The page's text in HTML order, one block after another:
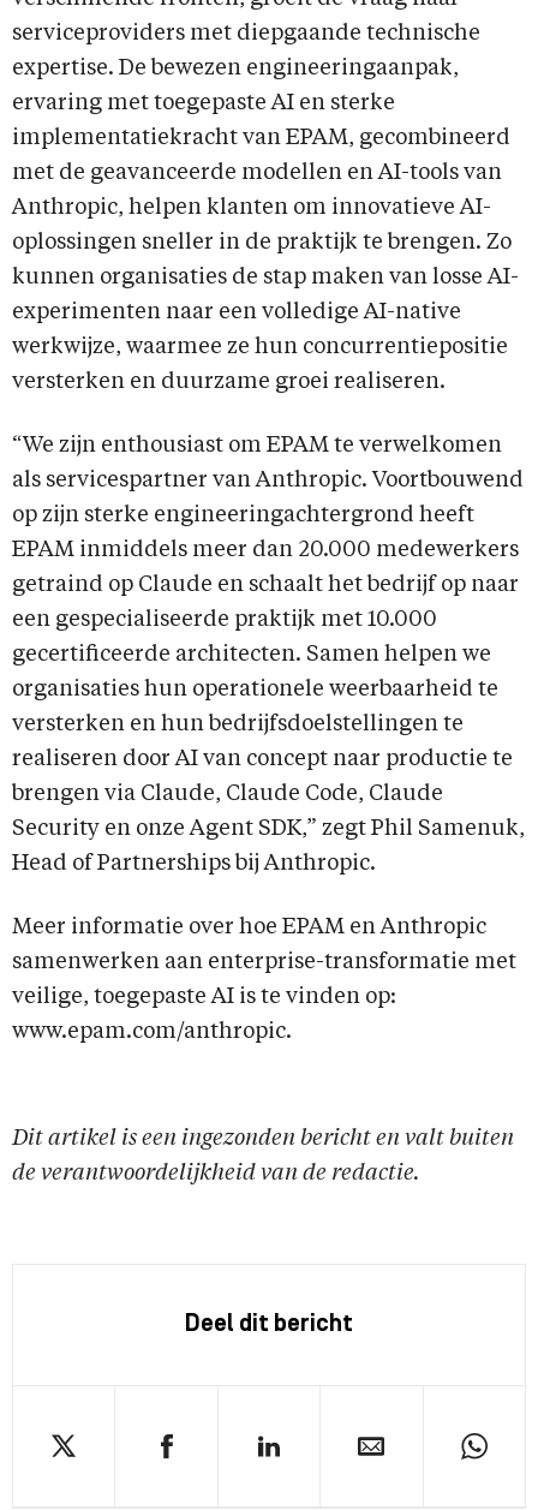
serviceproviders met diepgaande technische
expertise. De bewezen engineeringaanpak,
ervaring met toegepaste AI en sterke
implementatiekracht van EPAM, gecombineerd
met de geavanceerde modellen en AI-tools van
Anthropic, helpen klanten om innovatieve AI-
oplossingen sneller in de praktijk te brengen. Zo
kunnen organisaties de stap maken van losse AI-
experimenten naar een volledige AI-native
werkwijze, waarmee ze hun concurrentiepositie
versterken en duurzame groei realiseren.
“We zijn enthousiast om EPAM te verwelkomen
als servicespartner van Anthropic. Voortbouwend
op zijn sterke engineeringachtergrond heeft
EPAM inmiddels meer dan 20.000 medewerkers
getraind op Claude en schaalt het bedrijf op naar
een gespecialiseerde praktijk met 10.000
gecertificeerde architecten. Samen helpen we
organisaties hun operationele weerbaarheid te
versterken en hun bedrijfsdoelstellingen te
realiseren door AI van concept naar productie te
brengen via Claude, Claude Code, Claude
Security en onze Agent SDK,” zegt Phil Samenuk,
Head of Partnerships bij Anthropic.
Meer informatie over hoe EPAM en Anthropic
samenwerken aan enterprise-transformatie met
veilige, toegepaste AI is te vinden op:
www.epam.com/anthropic.
Dit artikel is een ingezonden bericht en valt buiten
de verantwoordelijkheid van de redactie.
Deel dit bericht